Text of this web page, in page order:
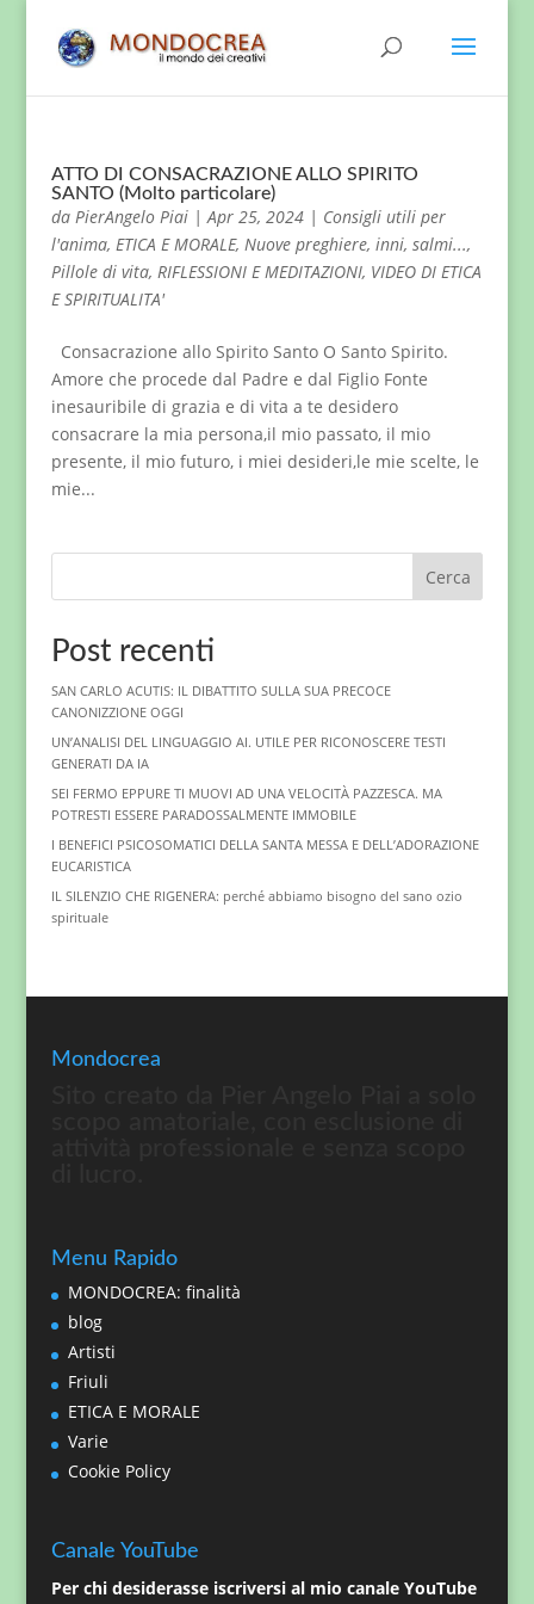
ATTO DI CONSACRAZIONE ALLO SPIRITO
SANTO (Molto particolare)
da PierAngelo Piai|Apr 25, 2024| Consigli utili per
l'anima, ETICA E MORALE, Nuove preghiere, inni, salmi...,
Pillole di vita, RIFLESSIONI E MEDITAZIONI, VIDEO DI ETICA
E SPIRITUALITA'
Consacrazione allo Spirito Santo O Santo Spirito.
Amore che procede dal Padre e dal Figlio Fonte
inesauribile di grazia e di vita a te desidero
consacrare la mia persona,il mio passato, il mio
presente, il mio futuro, i miei desideri,le mie scelte, le
mie...
Cerca
Post recenti
SAN CARLO ACUTIS: IL DIBATTITO SULLA SUA PRECOCE
CANONIZZIONE OGGI
UN’ANALISI DEL LINGUAGGIO AI. UTILE PER RICONOSCERE TESTI
GENERATI DA IA
SEI FERMO EPPURE TI MUOVI AD UNA VELOCITÀ PAZZESCA. MA
POTRESTI ESSERE PARADOSSALMENTE IMMOBILE
I BENEFICI PSICOSOMATICI DELLA SANTA MESSA E DELL’ADORAZIONE
EUCARISTICA
IL SILENZIO CHE RIGENERA: perché abbiamo bisogno del sano ozio
spirituale
Mondocrea
Menu Rapido
MONDOCREA: finalità
blog
Artisti
Friuli
ETICA E MORALE
Varie
Cookie Policy
Canale YouTube
Per chi desiderasse iscriversi al mio canale YouTube